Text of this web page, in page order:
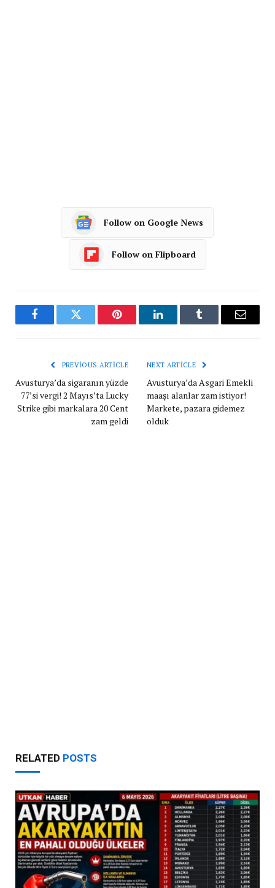
Follow on Google News
Follow on Flipboard
FacebookTwitter Pinterest LinkedInTumblr Email
PREVIOUS ARTICLE
Avusturya’da sigaranın yüzde
77’si vergi! 2 Mayıs’ta Lucky
Strike gibi markalara 20 Cent
zam geldi
NEXT ARTICLE
Avusturya’da Asgari Emekli
maaşı alanlar zam istiyor!
Markete, pazara gidemez
olduk
RELATED POSTS